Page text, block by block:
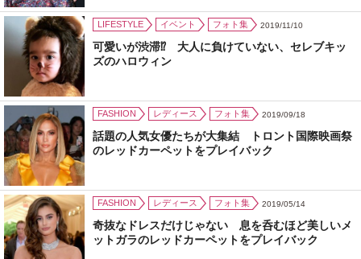
LIFESTYLE イベント フォト集 2019/11/10
可愛いが渋滞⁉ 大人に負けていない、セレブキッ
ズのハロウィン
FASHION レディース フォト集 2019/09/18
話題の人気女優たちが大集結 トロント国際映画祭
のレッドカーペットをプレイバック
FASHION レディース フォト集 2019/05/14
奇抜なドレスだけじゃない 息を呑むほど美しいメ
ットガラのレッドカーペットをプレイバック